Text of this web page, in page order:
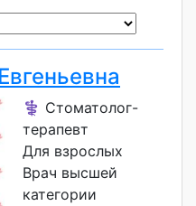
⚕️ Стоматолог-
терапевт
Для взрослых
Врач высшей
категории